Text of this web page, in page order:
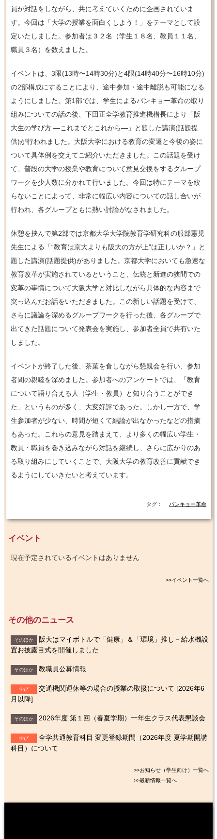
員が対話をしながら、共に考えていくために企画されていま
す。今回は「大学の授業を面白くしよう！」をテーマとして設
定いたしました。参加者は３２名（学生１８名、教員１１名、
職員３名）を数えました。
イベントは、3限(13時〜14時30分)と4限(14時40分〜16時10分)
の2部構成にすることにより、途中参加・途中離脱も可能になる
ようにしました。第1部では、学生によるパンキョー革命の取り
組みについての話の後、下田正全学教育推進機構長により「阪
大生の学び方 —これまでとこれから—」と題した講演(話題提
供)が行われました。大阪大学における教育の変遷と今後の姿に
ついて具体例を交えてご紹介いただきました。この話題を受け
て、普段の大学の授業や教育について意見交換をするグループ
ワークを少人数に分かれて行いました。今回は特にテーマを絞
らないことによって、非常に幅広い内容についての話し合いが
行われ、各グループともに熱い討論がなされました。
休憩を挟んで第2部では京都大学大学院教育学研究科の服部憲児
先生による「“教育は京大よりも阪大の方が上”は正しいか？」と
題した講演(話題提供)がありました。京都大学においても急速な
教育改革が実施されているということ、伝統と新進の狭間での
変革の事情について大阪大学と対比しながら具体的な内容まで
突っ込んだお話をいただきました。この新しい話題を受けて、
さらに議論を深めるグループワークを行った後、各グループで
出てきた話題について発表会を実施し、参加者全員で共有いた
しました。
イベントが終了した後、茶菓を食しながら懇親会を行い、参加
者間の親睦を深めました。参加者へのアンケートでは、「教育
について語り合える人（学生・教員）と知り合うことができ
た」というものが多く、大変好評であった。しかし一方で、学
生参加者が少ない、時間が短くて結論が出なかったなどの指摘
もあった。これらの意見を踏まえて、より多くの幅広い学生・
教員・職員を巻き込みながら対話を継続し、さらに広がりのあ
る取り組みにしていくことで、大阪大学の教育改善に貢献でき
るようにしていきたいと考えています。
タグ： パンキョー革命
イベント
現在予定されているイベントはありません
>>イベント一覧へ
その他のニュース
そのほか
阪大はマイボトルで「健康」＆「環境」推し－給水機設
置お披露目式を開催しました
そのほか 教職員公募情報
学び
交通機関運休等の場合の授業の取扱について [2026年6
月以降]
そのほか 2026年度 第１回（春夏学期）一年生クラス代表懇談会
学び
全学共通教育科目 変更登録期間（2026年度 夏学期開講
科目）について
>>お知らせ（学生向け）一覧へ
>>最新情報一覧へ